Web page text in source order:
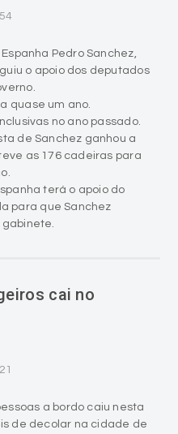
Pedro Sanchez,
o apoio dos deputados
quase um ano.
no ano passado.
de Sanchez ganhou a
as 176 cadeiras para
terá o apoio do
para que Sanchez
cai no
a bordo caiu nesta
de decolar na cidade de